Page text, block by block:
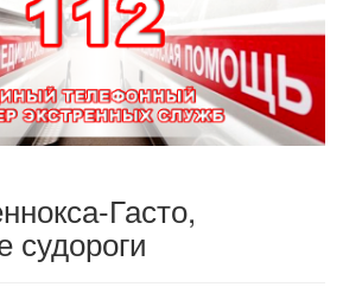
году превысит средний доход
россиян в два раза
Глава Минздрава РФ
Вероника Скворцова
опровергла
сообщение о падении
ближайшие годы. Она
заявила об этом на
ведущих...
Гасто,